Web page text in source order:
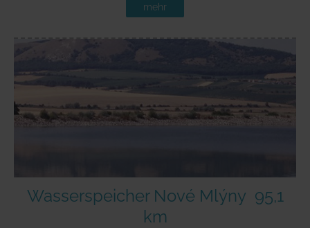
mehr
Wasserspeicher Nové Mlýny 95,1
km